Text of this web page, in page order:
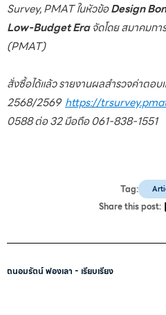
Survey, PMAT ในหัวข้อDesign
Low-Budget Eraจัดโดย สมาคมกา
(PMAT)
สั่งซื้อได้แล้ว รายงานผลสำรวจค่าตอ
2568/2569https://
0588 ต่อ 32 มือถือ 061-838-1551
Tag:
Share this post:
ถนอมรัตน์ ฟองเลา - เรียบเรียง